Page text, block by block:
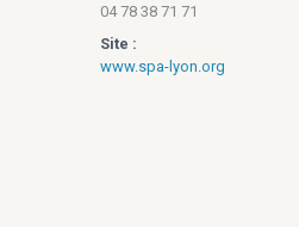
04 78 38 71 71
Site :
www.spa-lyon.org